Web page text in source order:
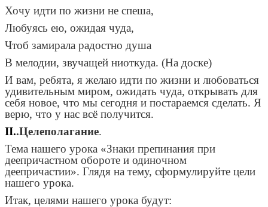
Хочу идти по жизни не спеша,
Любуясь ею, ожидая чуда,
Чтоб замирала радостно душа
В мелодии, звучащей ниоткуда. (На доске)
И вам, ребята, я желаю идти по жизни и любоваться
удивительным миром, ожидать чуда, открывать для
себя новое, что мы сегодня и постараемся сделать. Я
верю, что у нас всё получится.
II..Целеполагание.
Тема нашего урока «Знаки препинания при
деепричастном обороте и одиночном
деепричастии». Глядя на тему, сформулируйте цели
нашего урока.
Итак, целями нашего урока будут: